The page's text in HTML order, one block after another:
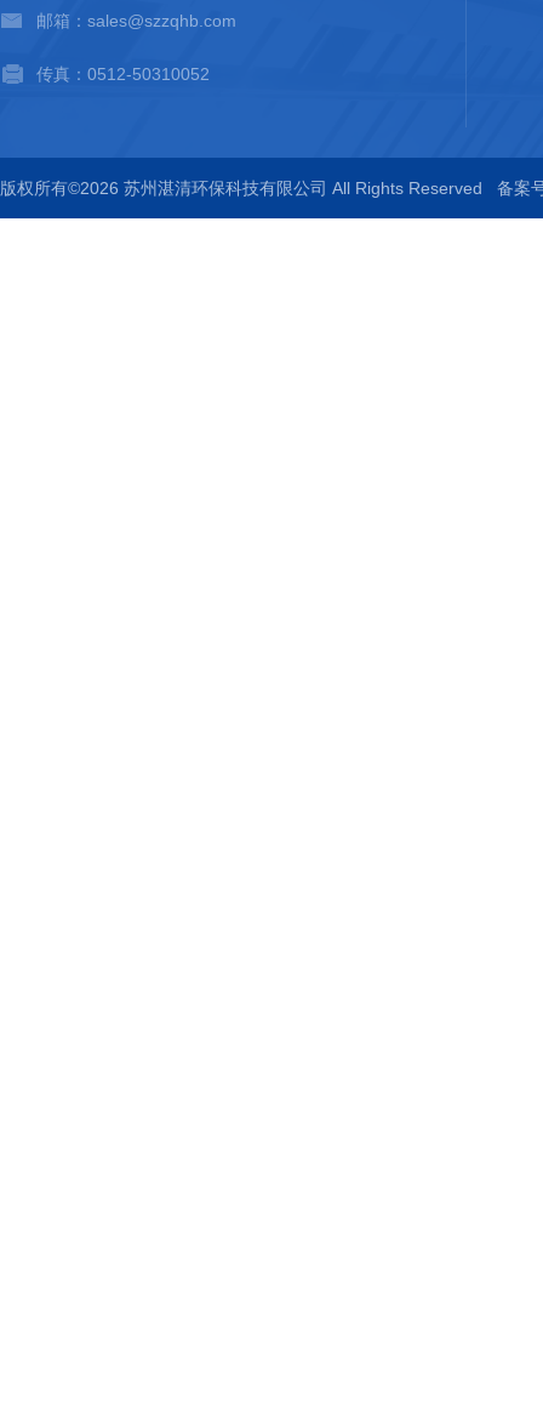
邮箱：sales@szzqhb.com
传真：0512-50310052
版权所有©2026 苏州湛清环保科技有限公司 All Rights Reserved 备案